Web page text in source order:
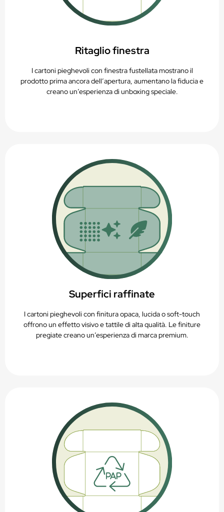
Ritaglio finestra
I cartoni pieghevoli con finestra fustellata mostrano il
prodotto prima ancora dell’apertura, aumentano la fiducia e
creano un’esperienza di unboxing speciale.
Superfici raffinate
I cartoni pieghevoli con finitura opaca, lucida o soft-touch
offrono un effetto visivo e tattile di alta qualità. Le finiture
pregiate creano un’esperienza di marca premium.